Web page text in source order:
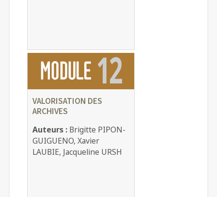
VALORISATION DES
ARCHIVES
Auteurs : Brigitte PIPON-
GUIGUENO, Xavier
LAUBIE, Jacqueline URSH